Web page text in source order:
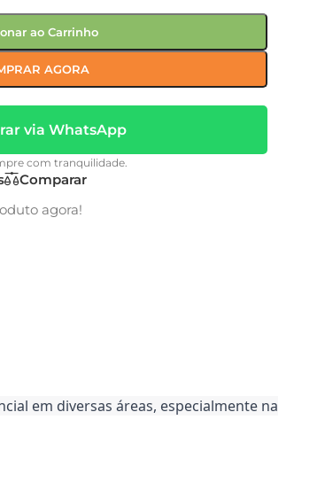
ao Carrinho
AGORA
via WhatsApp
com tranquilidade.
Comparar
agora!
em diversas áreas, especialmente na